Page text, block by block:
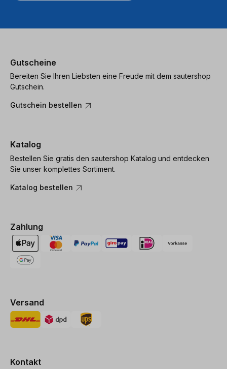
Gutscheine
Bereiten Sie Ihren Liebsten eine Freude mit dem sautershop
Gutschein.
Gutschein bestellen
Katalog
Bestellen Sie gratis den sautershop Katalog und entdecken
Sie unser komplettes Sortiment.
Katalog bestellen
Zahlung
Versand
Kontakt